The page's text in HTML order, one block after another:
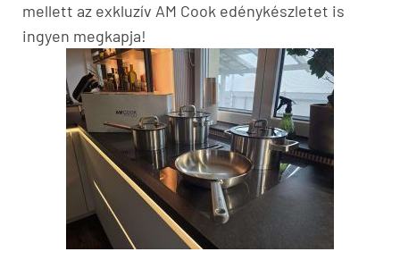
mellett az exkluzív AM Cook edénykészletet is
ingyen megkapja!